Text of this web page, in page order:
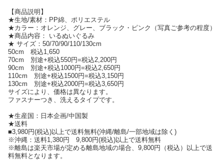
【商品説明】
★生地/素材：PP綿、ポリエステル
★カラー：オレンジ、グレー、ブラック・ピンク（写真ご参考の程度）
★商品内容： いるぬいぐるみ
★ サイズ：50/70/90/110/130cm
50cm 税込1,650
70cm 別途+税込550円=税込2,200円
90cm 別途+税込1000円=税込2,650円
110cm 別途+税込1500円=税込3,150円
130cm 別途+税込2000円=税込3,650円
サイズにより、価格は異なります。
ファスナーつき、洗えるタイプです。
★生産国：日本企画/中国製
★送料
■3,980円(税込)以上で送料無料(沖縄/離島/一部地域は除く)
※沖縄：送料1,380円 9,800円(税込)以上で送料無料
※離島は楽天市場が定める離島地域の場合、9,800円（税込）以上で送
料無料となります。